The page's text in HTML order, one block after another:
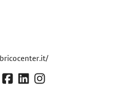
bricocenter.it/